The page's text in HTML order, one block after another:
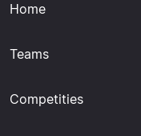
Home
Teams
Competities